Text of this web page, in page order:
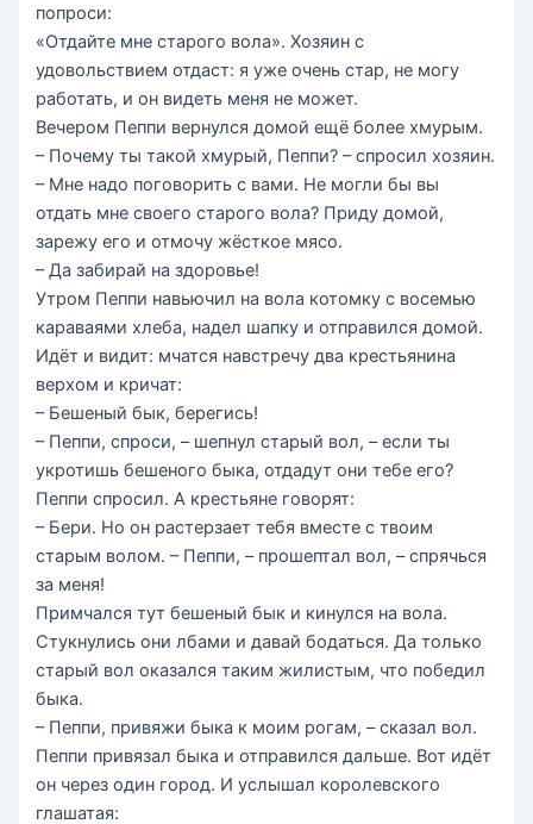
попроси:
«Отдайте мне старого вола». Хозяин с
удовольствием отдаст: я уже очень стар, не могу
работать, и он видеть меня не может.
Вечером Пеппи вернулся домой ещё более хмурым.
– Почему ты такой хмурый, Пеппи? – спросил хозяин.
– Мне надо поговорить с вами. Не могли бы вы
отдать мне своего старого вола? Приду домой,
зарежу его и отмочу жёсткое мясо.
– Да забирай на здоровье!
Утром Пеппи навьючил на вола котомку с восемью
караваями хлеба, надел шапку и отправился домой.
Идёт и видит: мчатся навстречу два крестьянина
верхом и кричат:
– Бешеный бык, берегись!
– Пеппи, спроси, – шепнул старый вол, – если ты
укротишь бешеного быка, отдадут они тебе его?
Пеппи спросил. А крестьяне говорят:
– Бери. Но он растерзает тебя вместе с твоим
старым волом. – Пеппи, – прошептал вол, – спрячься
за меня!
Примчался тут бешеный бык и кинулся на вола.
Стукнулись они лбами и давай бодаться. Да только
старый вол оказался таким жилистым, что победил
быка.
– Пеппи, привяжи быка к моим рогам, – сказал вол.
Пеппи привязал быка и отправился дальше. Вот идёт
он через один город. И услышал королевского
глашатая: